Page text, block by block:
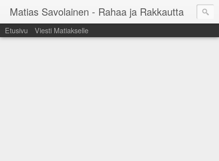
Matias Savolainen - Rahaa ja Rakkautta
Etusivu Viesti Matiakselle